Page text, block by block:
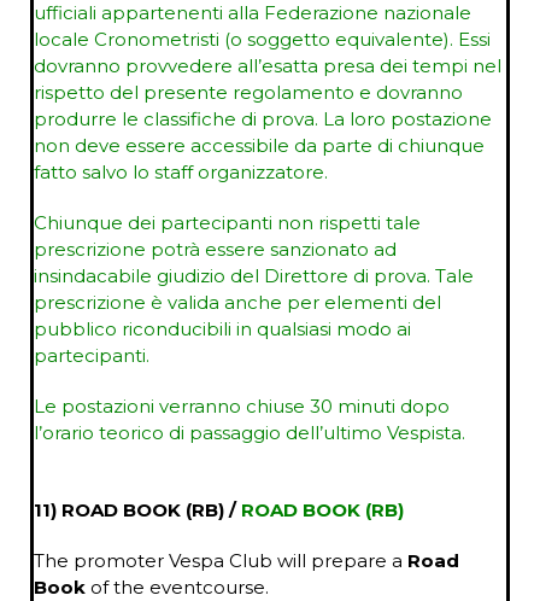
ufficiali appartenenti alla Federazione nazionale
locale Cronometristi (o soggetto equivalente). Essi
dovranno provvedere all’esatta presa dei tempi nel
rispetto del presente regolamento e dovranno
produrre le classifiche di prova. La loro postazione
non deve essere accessibile da parte di chiunque
fatto salvo lo staff organizzatore.
Chiunque dei partecipanti non rispetti tale
prescrizione potrà essere sanzionato ad
insindacabile giudizio del Direttore di prova. Tale
prescrizione è valida anche per elementi del
pubblico riconducibili in qualsiasi modo ai
partecipanti.
Le postazioni verranno chiuse 30 minuti dopo
l’orario teorico di passaggio dell’ultimo Vespista.
11) ROAD BOOK (RB) / ROAD BOOK (RB)
The promoter Vespa Club will prepare a Road
Book of the eventcourse.